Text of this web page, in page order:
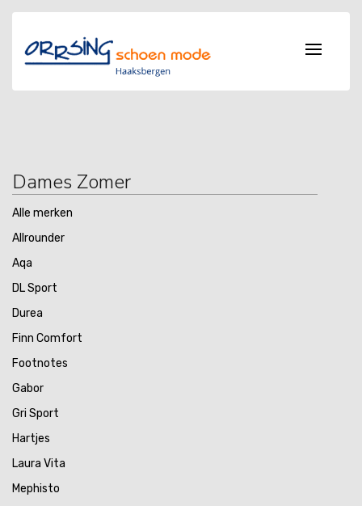
Dames Zomer
Alle merken
Allrounder
Aqa
DL Sport
Durea
Finn Comfort
Footnotes
Gabor
Gri Sport
Hartjes
Laura Vita
Mephisto